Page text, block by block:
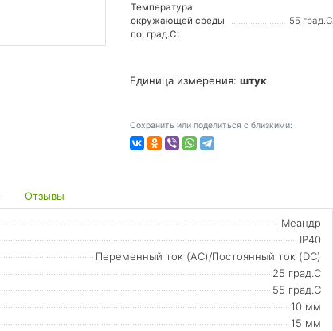
Температура
окружающей среды
по, град.C:
55 град.C
Единица измерения: штук
Сохранить или поделиться с близкими:
Отзывы
Меандр
IP40
Переменный ток (AC)/Постоянный ток (DC)
25 град.C
55 град.C
10 мм
15 мм